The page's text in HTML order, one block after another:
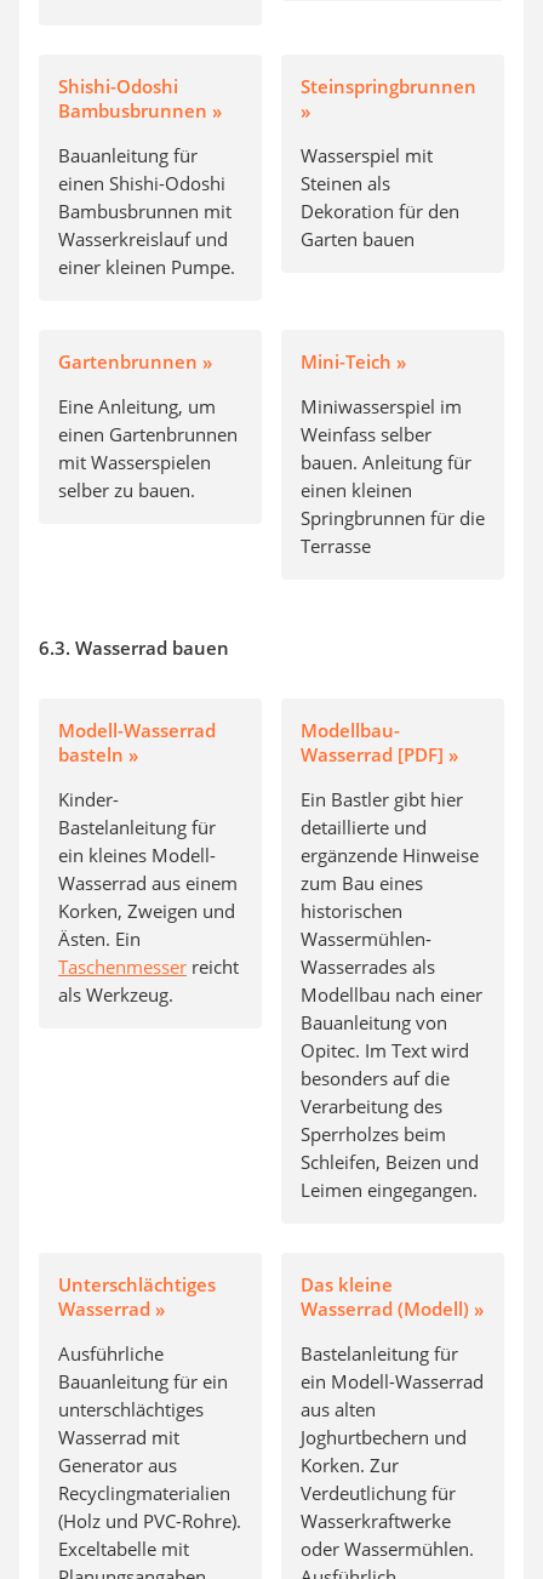
Shishi-Odoshi
Bambusbrunnen »
Bauanleitung für
einen Shishi-Odoshi
Bambusbrunnen mit
Wasserkreislauf und
einer kleinen Pumpe.
Steinspringbrunnen
»
Wasserspiel mit
Steinen als
Dekoration für den
Garten bauen
Gartenbrunnen »
Eine Anleitung, um
einen Gartenbrunnen
mit Wasserspielen
selber zu bauen.
Mini-Teich »
Miniwasserspiel im
Weinfass selber
bauen. Anleitung für
einen kleinen
Springbrunnen für die
Terrasse
6.3. Wasserrad bauen
Modell-Wasserrad
basteln »
Kinder-
Bastelanleitung für
ein kleines Modell-
Wasserrad aus einem
Korken, Zweigen und
Ästen. Ein
Taschenmesser reicht
als Werkzeug.
Modellbau-
Wasserrad [PDF] »
Ein Bastler gibt hier
detaillierte und
ergänzende Hinweise
zum Bau eines
historischen
Wassermühlen-
Wasserrades als
Modellbau nach einer
Bauanleitung von
Opitec. Im Text wird
besonders auf die
Verarbeitung des
Sperrholzes beim
Schleifen, Beizen und
Leimen eingegangen.
Unterschlächtiges
Wasserrad »
Ausführliche
Bauanleitung für ein
unterschlächtiges
Wasserrad mit
Generator aus
Recyclingmaterialien
(Holz und PVC-Rohre).
Exceltabelle mit
Das kleine
Wasserrad (Modell) »
Bastelanleitung für
ein Modell-Wasserrad
aus alten
Joghurtbechern und
Korken. Zur
Verdeutlichung für
Wasserkraftwerke
oder Wassermühlen.